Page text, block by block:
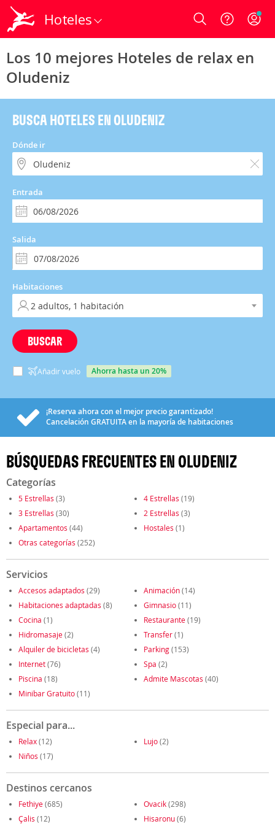
Hoteles Login
Los 10 mejores Hoteles de relax en
Oludeniz
BUSCA HOTELES EN OLUDENIZ
Dónde ir
Entrada
Salida
Habitaciones
BUSCAR
Añadir vuelo ahorra hasta un 20%
¡Reserva ahora con el mejor precio garantizado!
Cancelación GRATUITAen la mayoría de habitaciones
BÚSQUEDAS FRECUENTES EN OLUDENIZ
Categorías
5 Estrellas (3) 4 Estrellas (19)
3 Estrellas (30) 2 Estrellas (3)
Apartamentos (44) Hostales (1)
Otras categorías (252)
Servicios
Accesos adaptados (29) Animación(14)
Habitaciones adaptadas (8) Gimnasio(11)
Cocina (1) Restaurante(19)
Hidromasaje(2) Transfer(1)
Alquiler de bicicletas (4) Parking(153)
Internet(76) Spa (2)
Piscina (18) Admite Mascotas (40)
Minibar Gratuito(11)
Especial para...
Relax(12) Lujo(2)
Niños (17)
Destinos cercanos
Fethiye(685) Ovacik(298)
Çalis (12) Hisaronu(6)